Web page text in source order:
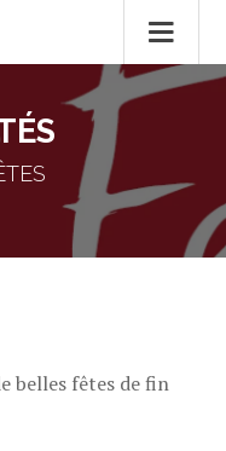
belles fêtes de fin